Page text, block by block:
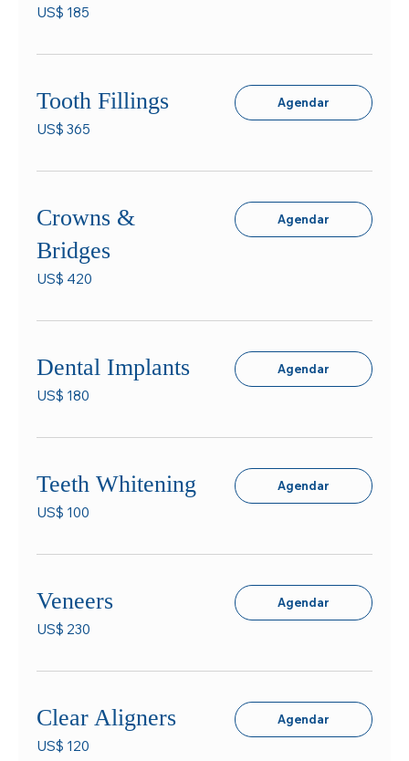
185
Dólares
US$ 185
Tooth Fillings
365
Dólares
US$ 365
Agendar
Crowns &
Bridges
420
Dólares
US$ 420
Agendar
Dental Implants
180
Dólares
US$ 180
Agendar
Teeth Whitening
100
Dólares
US$ 100
Agendar
Veneers
230
Dólares
US$ 230
Agendar
Clear Aligners
120
Dólares
US$ 120
Agendar